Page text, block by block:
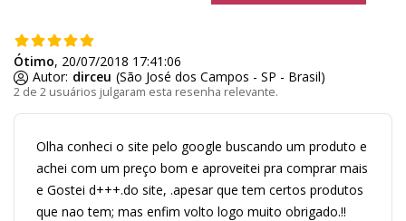
2 de 2 usuários julgaram esta resenha relevante.
Ótimo, 20/07/2018 17:41:06
Autor: dirceu (São José dos Campos - SP - Brasil)
Olha conheci o site pelo google buscando um produto e
achei com um preço bom e aproveitei pra comprar mais
e Gostei d+++.do site, .apesar que tem certos produtos
que nao tem; mas enfim volto logo muito obrigado.!!